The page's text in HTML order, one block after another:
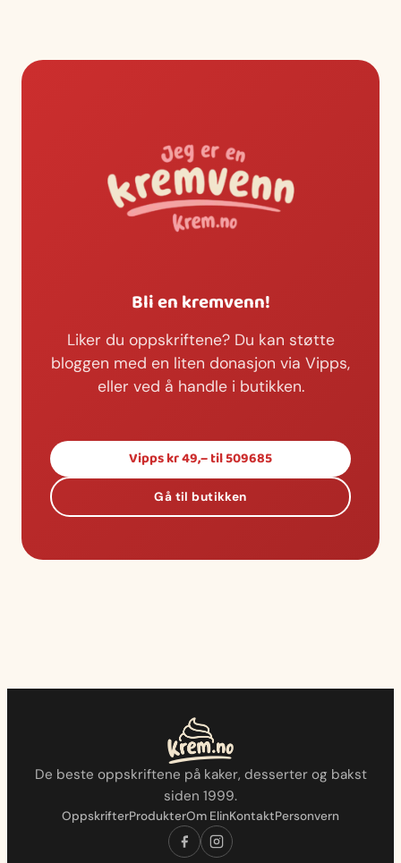
Bli en kremvenn!
Liker du oppskriftene? Du kan støtte
bloggen med en liten donasjon via Vipps,
eller ved å handle i butikken.
Vipps kr 49,– til 509685
Gå til butikken
De beste oppskriftene på kaker, desserter og bakst
siden 1999.
OppskrifterProdukterOm ElinKontaktPersonvern